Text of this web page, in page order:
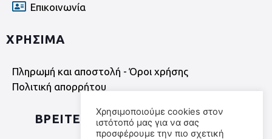
Επικοινωνία
ΧΡΗΣΙΜΑ
Πληρωμή και αποστολή - Όροι χρήσης
Πολιτική απορρήτου
ΒΡΕΙΤΕ ΜΑΣ ΣΤΑ SOCIAL MEDIA
Χρησιμοποιούμε cookies στον
ιστότοπό μας για να σας
προσφέρουμε την πιο σχετική